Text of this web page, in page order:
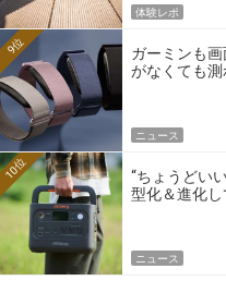
体験レポ
ガーミンも
がなくても
9位
ニュース
“ちょうどい
型化＆進化
10位
ニュース